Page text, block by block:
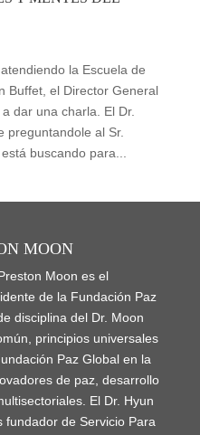
la Escuela de
Buffet, el Director General
dar una charla. El Dr.
preguntandole al Sr.
buscando para...
MOON
Moon es el
de la Fundación Paz
disciplina del Dr. Moon
principios universales
Paz Global en la
de paz, desarrollo
El Dr. Hyun
fundador de Servicio Para